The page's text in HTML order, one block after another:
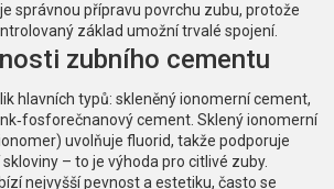
správnou přípravu povrchu zubu, protože
základ umožní trvalé spojení.
zubního cementu
hlavních typů: skleněný ionomerní cement,
cement. Sklený ionomerní
uvolňuje fluorid, takže podporuje
– to je výhoda pro citlivé zuby.
nejvyšší pevnost a estetiku, často se